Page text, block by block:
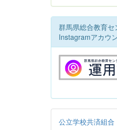
群馬県総合教育セ
Instagramアカウ
公立学校共済組合